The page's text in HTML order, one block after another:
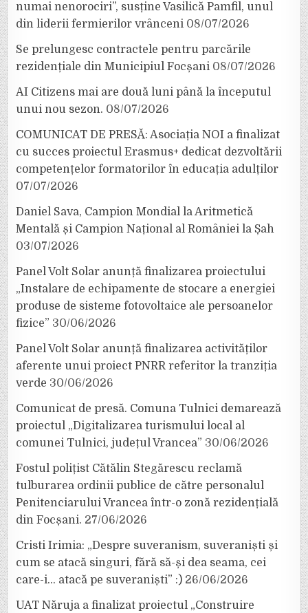
numai nenorociri”, susține Vasilică Pamfil, unul
din liderii fermierilor vrânceni 08/07/2026
Se prelungesc contractele pentru parcările
rezidențiale din Municipiul Focșani 08/07/2026
AI Citizens mai are două luni până la începutul
unui nou sezon. 08/07/2026
COMUNICAT DE PRESĂ: Asociația NOI a finalizat
cu succes proiectul Erasmus+ dedicat dezvoltării
competențelor formatorilor în educația adulților
07/07/2026
Daniel Sava, Campion Mondial la Aritmetică
Mentală și Campion Național al României la Șah
03/07/2026
Panel Volt Solar anunță finalizarea proiectului
„Instalare de echipamente de stocare a energiei
produse de sisteme fotovoltaice ale persoanelor
fizice” 30/06/2026
Panel Volt Solar anunță finalizarea activităților
aferente unui proiect PNRR referitor la tranziția
verde 30/06/2026
Comunicat de presă. Comuna Tulnici demarează
proiectul „Digitalizarea turismului local al
comunei Tulnici, județul Vrancea” 30/06/2026
Fostul polițist Cătălin Stegărescu reclamă
tulburarea ordinii publice de către personalul
Penitenciarului Vrancea într-o zonă rezidențială
din Focșani. 27/06/2026
Cristi Irimia: „Despre suveranism, suveraniști și
cum se atacă singuri, fără să-și dea seama, cei
care-i… atacă pe suveraniști” :) 26/06/2026
UAT Năruja a finalizat proiectul „Construire